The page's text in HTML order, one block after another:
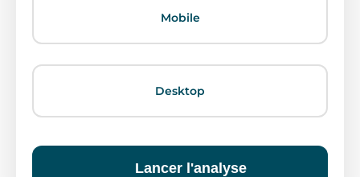
Mobile
Desktop
Lancer l'analyse